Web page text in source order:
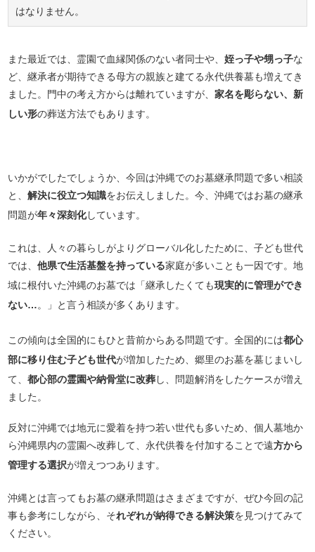
はなりません。
また最近では、霊園で血縁関係のない者同士や、姪っ子や甥っ子な
ど、継承者が期待できる母方の親族と建てる永代供養墓も増えてき
ました。門中の考え方からは離れていますが、家名を彫らない、新
しい形の葬送方法でもあります。
いかがでしたでしょうか、今回は沖縄でのお墓継承問題で多い相談
と、解決に役立つ知識をお伝えしました。今、沖縄ではお墓の継承
問題が年々深刻化しています。
これは、人々の暮らしがよりグローバル化したために、子ども世代
では、他県で生活基盤を持っている家庭が多いことも一因です。地
域に根付いた沖縄のお墓では「継承したくても現実的に管理ができ
ない…。」と言う相談が多くあります。
この傾向は全国的にもひと昔前からある問題です。全国的には都心
部に移り住む子ども世代が増加したため、郷里のお墓を墓じまいし
て、都心部の霊園や納骨堂に改葬し、問題解消をしたケースが増え
ました。
反対に沖縄では地元に愛着を持つ若い世代も多いため、個人墓地か
ら沖縄県内の霊園へ改葬して、永代供養を付加することで遠方から
管理する選択が増えつつあります。
沖縄とは言ってもお墓の継承問題はさまざまですが、ぜひ今回の記
事も参考にしながら、それぞれが納得できる解決策を見つけてみて
ください。